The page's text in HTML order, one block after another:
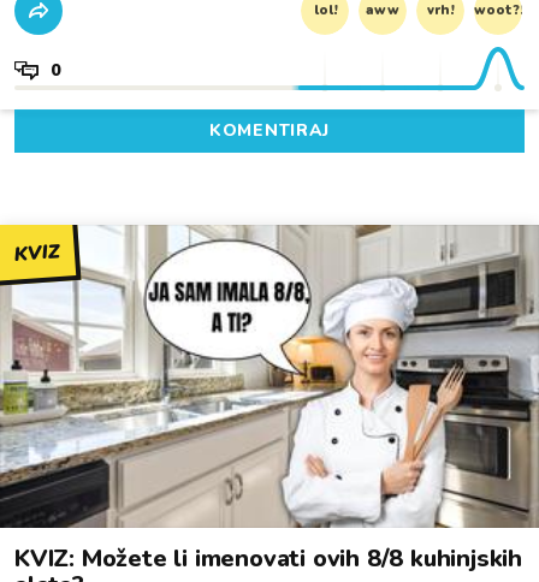
lol! aww vrh! woot?!
0
KOMENTIRAJ
KVIZ
KVIZ: Možete li imenovati ovih 8/8 kuhinjskih